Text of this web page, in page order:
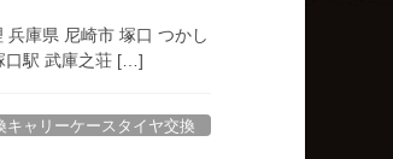
庫県 尼崎市 塚口 つかし
口駅 武庫之荘 […]
キャリーケースタイヤ交換